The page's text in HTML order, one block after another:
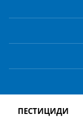
ПЕСТИЦИДИ